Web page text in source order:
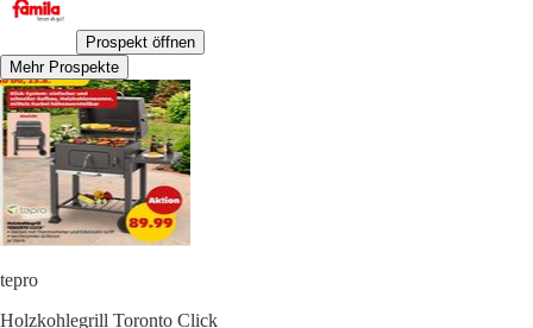
Prospekt öffnen
Mehr Prospekte
tepro
Holzkohlegrill Toronto Click